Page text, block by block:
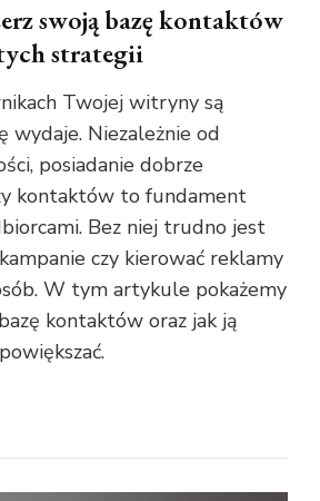
swoją bazę kontaktów
strategii
Twojej witryny są
wydaje. Niezależnie od
posiadanie dobrze
kontaktów to fundament
Bez niej trudno jest
czy kierować reklamy
W tym artykule pokażemy
kontaktów oraz jak ją